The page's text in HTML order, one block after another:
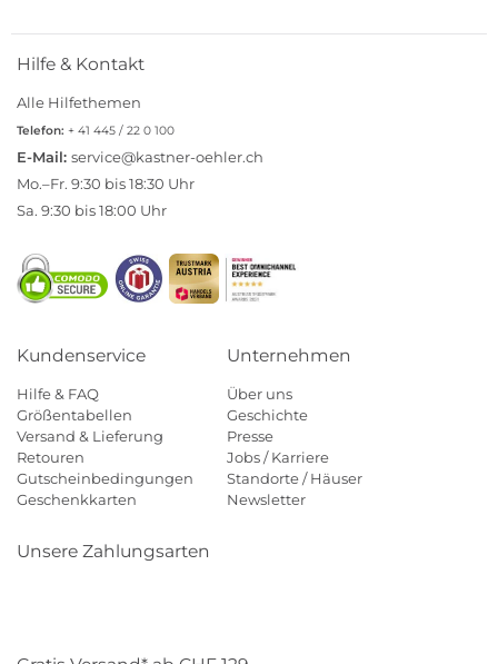
Hilfe & Kontakt
Alle Hilfethemen
Telefon: + 41 445 / 22 0 100
E-Mail: service@kastner-oehler.ch
Mo.–Fr. 9:30 bis 18:30 Uhr
Sa. 9:30 bis 18:00 Uhr
Kundenservice
Hilfe & FAQ
Größentabellen
Versand & Lieferung
Retouren
Gutscheinbedingungen
Geschenkkarten
Unternehmen
Über uns
Geschichte
Presse
Jobs / Karriere
Standorte / Häuser
Newsletter
Unsere Zahlungsarten